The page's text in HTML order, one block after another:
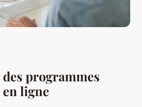
programmes
ligne